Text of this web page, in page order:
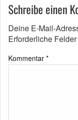
Schreibe einen
Deine E-Mail-
Erforderliche
Kommentar *